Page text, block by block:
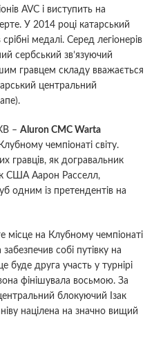
AVC і виступить на
У 2014 році катарський
медалі. Серед легіонерів
сербський зв’язуючий
гравцем складу вважається
центральний
– Aluron CMC Warta
чемпіонаті світу.
гравців, як догравальник
США Аарон Расселл,
одним із претендентів на
місце на Клубному чемпіонаті
собі путівку на
буде друга участь у турнірі
фінішувала восьмою. За
блокуючий Ізак
націлена на значно вищий